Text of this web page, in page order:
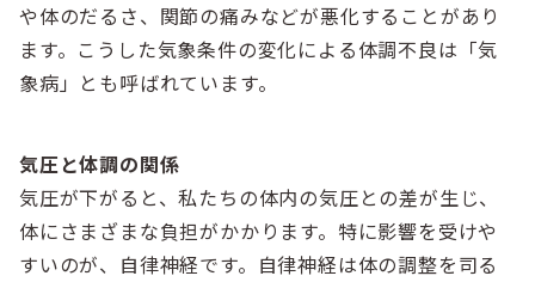
や体のだるさ、関節の痛みなどが悪化することがあり
ます。こうした気象条件の変化による体調不良は「気
象病」とも呼ばれています。
気圧と体調の関係
気圧が下がると、私たちの体内の気圧との差が生じ、
体にさまざまな負担がかかります。特に影響を受けや
すいのが、自律神経です。自律神経は体の調整を司る